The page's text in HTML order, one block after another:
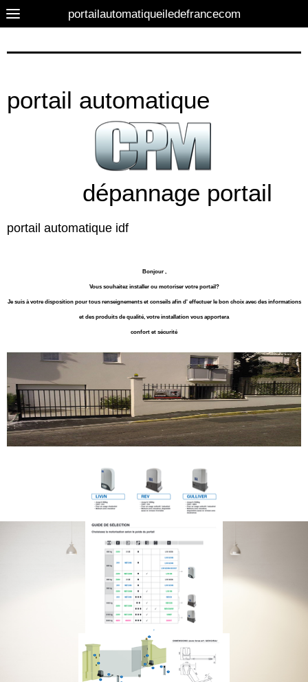
portailautomatiqueiledefrancecom
portail automatique
dépannage portail
portail automatique idf
Bonjour ,
Vous souhaitez installer ou motoriser votre portail?
Je suis à votre disposition pour tous renseignements et conseils afin d' effectuer le bon choix avec des informations
et des produits de qualité, votre installation vous apportera
confort et sécurité